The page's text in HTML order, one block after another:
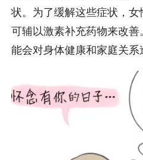
状。为了缓解这些症状，
可辅以激素补充药物来改
能会对身体健康和家庭关系